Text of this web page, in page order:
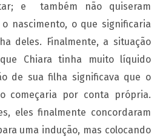
e também não quiseram
nascimento, o que significaria
deles. Finalmente, a situação
Chiara tinha muito líquido
de sua filha significava que o
começaria por conta própria.
eles finalmente concordaram
uma indução, mas colocando